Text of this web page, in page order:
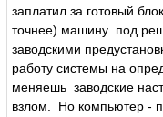
заплатил за готовый
точнее) машину под
заводскими
работу системы на
меняешь заводские
взлом. Но компьютер -